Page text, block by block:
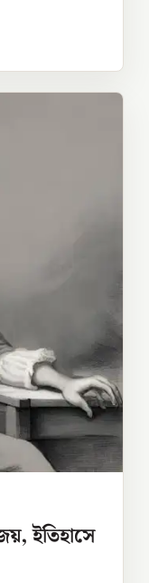
ইতিহাসে